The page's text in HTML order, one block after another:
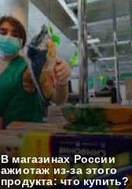
В магазинах России
ажиотаж из-за этого
продукта: что купить?